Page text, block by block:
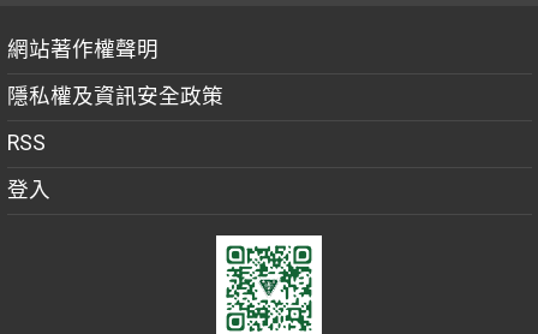
網站著作權聲明
隱私權及資訊安全政策
RSS
登入